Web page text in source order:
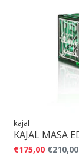
kajal
KAJAL MASA
€175,00 €210,00